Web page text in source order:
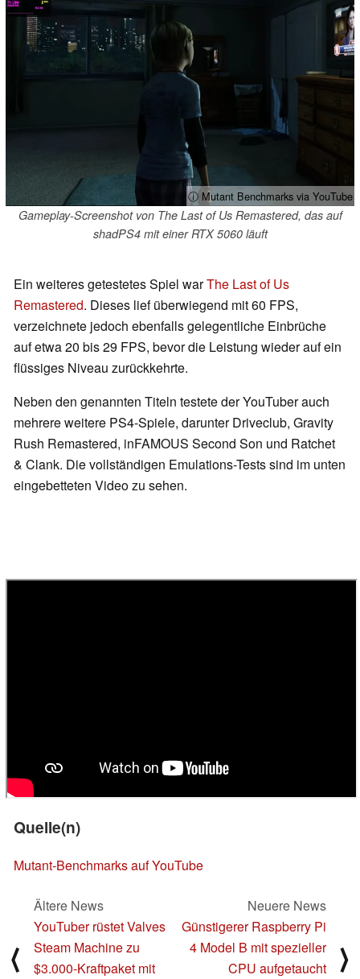
ⓘ Mutant Benchmarks via YouTube
Gameplay-Screenshot von The Last of Us Remastered, das auf
shadPS4 mit einer RTX 5060 läuft
Ein weiteres getestetes Spiel warThe Last of Us
Remastered. Dieses lief überwiegend mit 60 FPS,
verzeichnete jedoch ebenfalls gelegentliche Einbrüche
auf etwa 20 bis 29 FPS, bevor die Leistung wieder auf ein
flüssiges Niveau zurückkehrte.
Neben den genannten Titeln testete der YouTuber auch
mehrere weitere PS4-Spiele, darunter Driveclub, Gravity
Rush Remastered, inFAMOUS Second Son und Ratchet
& Clank. Die vollständigen Emulations-Tests sind im unten
eingebetteten Video zu sehen.
Quelle(n)
Mutant-Benchmarks auf YouTube
⟨
Ältere News
YouTuber rüstet Valves
Steam Machine zu
$3.000-Kraftpaket mit
Neuere News
Günstigerer Raspberry Pi
4 Model B mit spezieller
CPU aufgetaucht
⟩